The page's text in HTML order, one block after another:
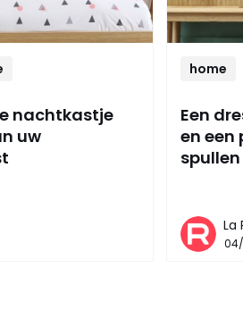
nachtkastje
uw
home
Een
en een
spullen
La